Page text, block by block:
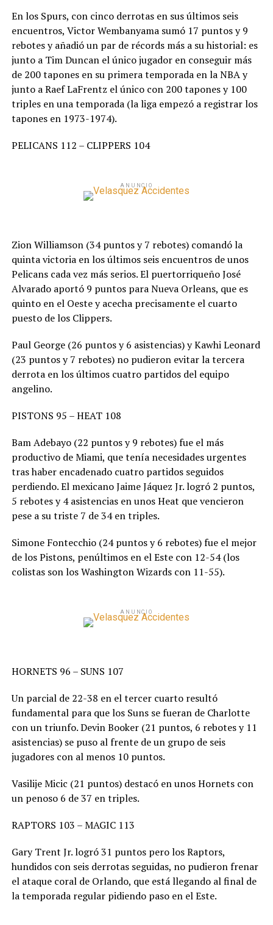
En los Spurs, con cinco derrotas en sus últimos seis
encuentros, Victor Wembanyama sumó 17 puntos y 9
rebotes y añadió un par de récords más a su historial: es
junto a Tim Duncan el único jugador en conseguir más
de 200 tapones en su primera temporada en la NBA y
junto a Raef LaFrentz el único con 200 tapones y 100
triples en una temporada (la liga empezó a registrar los
tapones en 1973-1974).
PELICANS 112 – CLIPPERS 104
ANUNCIO
Zion Williamson (34 puntos y 7 rebotes) comandó la
quinta victoria en los últimos seis encuentros de unos
Pelicans cada vez más serios. El puertorriqueño José
Alvarado aportó 9 puntos para Nueva Orleans, que es
quinto en el Oeste y acecha precisamente el cuarto
puesto de los Clippers.
Paul George (26 puntos y 6 asistencias) y Kawhi Leonard
(23 puntos y 7 rebotes) no pudieron evitar la tercera
derrota en los últimos cuatro partidos del equipo
angelino.
PISTONS 95 – HEAT 108
Bam Adebayo (22 puntos y 9 rebotes) fue el más
productivo de Miami, que tenía necesidades urgentes
tras haber encadenado cuatro partidos seguidos
perdiendo. El mexicano Jaime Jáquez Jr. logró 2 puntos,
5 rebotes y 4 asistencias en unos Heat que vencieron
pese a su triste 7 de 34 en triples.
Simone Fontecchio (24 puntos y 6 rebotes) fue el mejor
de los Pistons, penúltimos en el Este con 12-54 (los
colistas son los Washington Wizards con 11-55).
ANUNCIO
HORNETS 96 – SUNS 107
Un parcial de 22-38 en el tercer cuarto resultó
fundamental para que los Suns se fueran de Charlotte
con un triunfo. Devin Booker (21 puntos, 6 rebotes y 11
asistencias) se puso al frente de un grupo de seis
jugadores con al menos 10 puntos.
Vasilije Micic (21 puntos) destacó en unos Hornets con
un penoso 6 de 37 en triples.
RAPTORS 103 – MAGIC 113
Gary Trent Jr. logró 31 puntos pero los Raptors,
hundidos con seis derrotas seguidas, no pudieron frenar
el ataque coral de Orlando, que está llegando al final de
la temporada regular pidiendo paso en el Este.